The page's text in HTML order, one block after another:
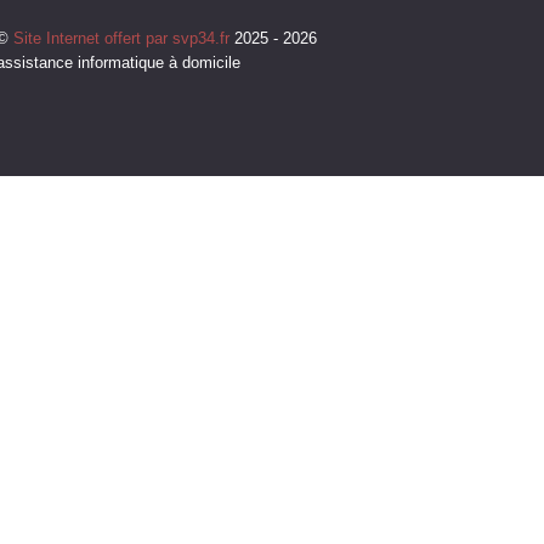
Site Internet offert par svp34.fr2025 - 2026
informatique à domicile